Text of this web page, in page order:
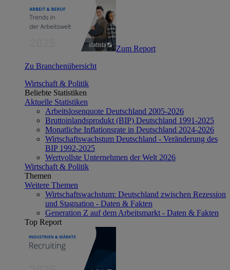
Zum Report
Zu Branchenübersicht
Wirtschaft & Politik
Beliebte Statistiken
Aktuelle Statistiken
Arbeitslosenquote Deutschland 2005-2026
Bruttoinlandsprodukt (BIP) Deutschland 1991-2025
Monatliche Inflationsrate in Deutschland 2024-2026
Wirtschaftswachstum Deutschland - Veränderung des
BIP 1992-2025
Wertvollste Unternehmen der Welt 2026
Wirtschaft & Politik
Themen
Weitere Themen
Wirtschaftswachstum: Deutschland zwischen Rezession
und Stagnation - Daten & Fakten
Generation Z auf dem Arbeitsmarkt - Daten & Fakten
Top Report